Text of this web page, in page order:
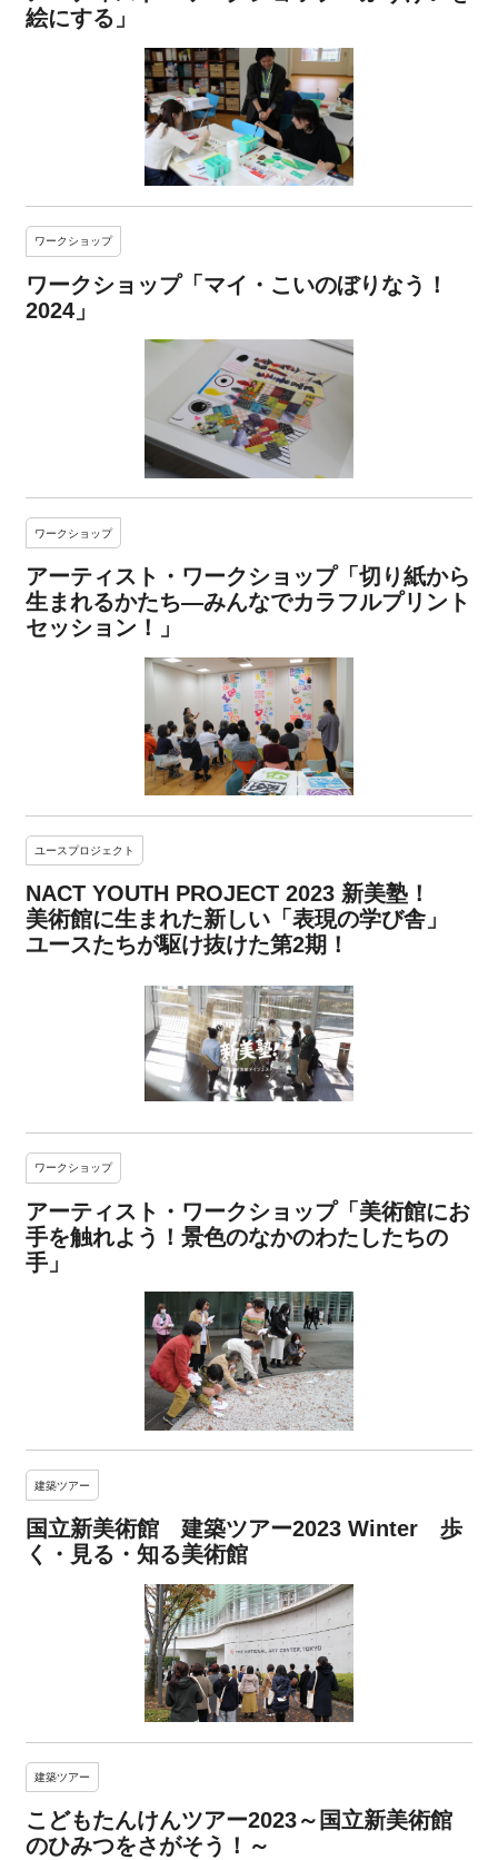
絵にする」
ワークショップ
ワークショップ「マイ・こいのぼりなう！
2024」
ワークショップ
アーティスト・ワークショップ「切り紙から
生まれるかたち―みんなでカラフルプリント
セッション！」
ユースプロジェクト
NACT YOUTH PROJECT 2023 新美塾！
美術館に生まれた新しい「表現の学び舎」
ユースたちが駆け抜けた第2期！
ワークショップ
アーティスト・ワークショップ「美術館にお
手を触れよう！景色のなかのわたしたちの
手」
建築ツアー
国立新美術館 建築ツアー2023 Winter 歩
く・見る・知る美術館
建築ツアー
こどもたんけんツアー2023～国立新美術館
のひみつをさがそう！～